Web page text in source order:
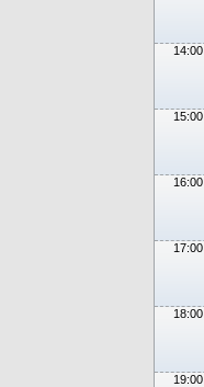
14:00
15:00
16:00
17:00
18:00
19:00